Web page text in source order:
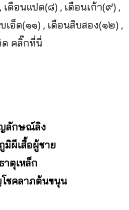
ดือนแปด(๘) , เดือนเก้า(๙) ,
เอ็ด(๑๑) , เดือนสิบสอง(๑๒) ,
ด คลิ๊กที่นี่
ลักษณ์ลิง
มิผีเสื้อผู้ชาย
าตุเหล็ก
ชคลาภต้นขนุน